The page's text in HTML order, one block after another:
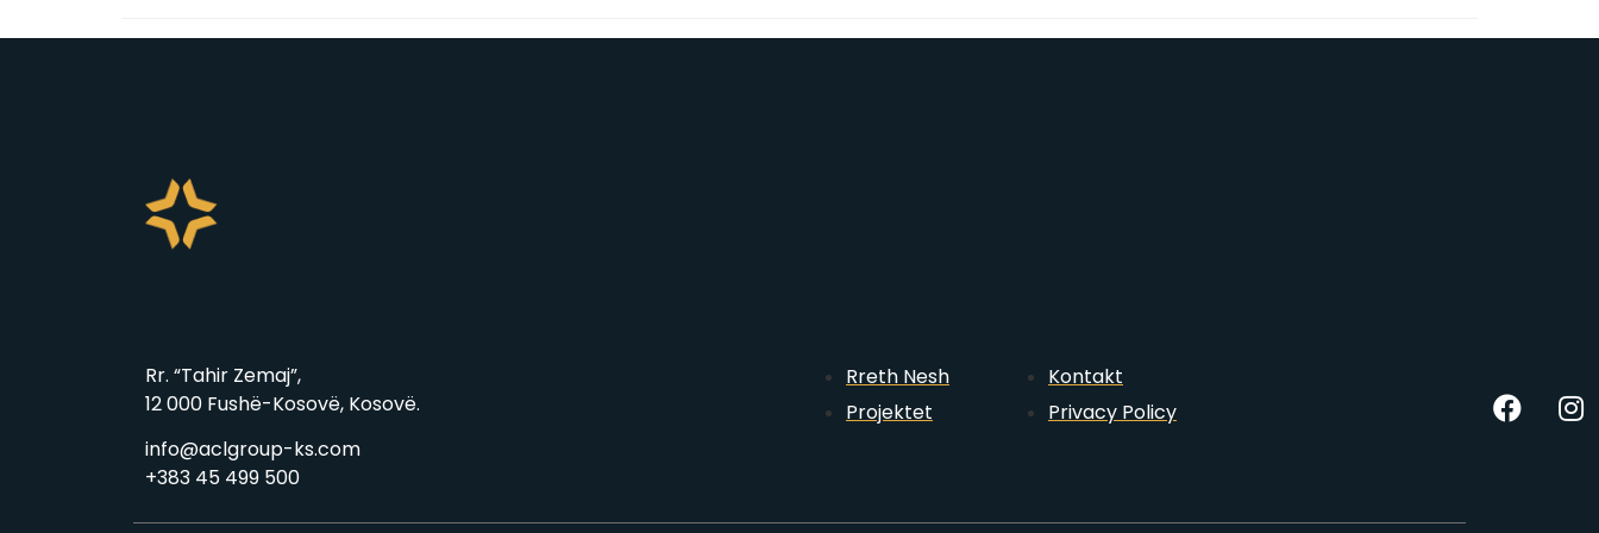
Rr. “Tahir Zemaj”,
12 000 Fushë-Kosovë, Kosovë.
info@aclgroup-ks.com
+383 45 499 500
Rreth Nesh
Projektet
Kontakt
Privacy Policy